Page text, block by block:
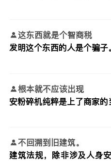
这东西就是个智商税
发明这个东西的人是个骗子
根本就不应该出现
安粉碎机纯粹是上了商家的
不回溯到旧建筑。
建筑法规，除非涉及人身